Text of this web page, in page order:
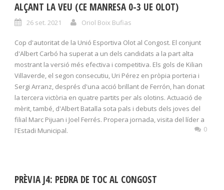
ALÇANT LA VEU (CE MANRESA 0-3 UE OLOT)
26 set. 2021 Oriol Boix Bufias
Cop d'autoritat de la Unió Esportiva Olot al Congost. El conjunt
d'Albert Carbó ha superat a un dels candidats a la part alta
mostrant la versió més efectiva i competitiva. Els gols de Kilian
Villaverde, el segon consecutiu, Uri Pérez en pròpia porteria i
Sergi Arranz, després d'una acció brillant de Ferrón, han donat
la tercera victòria en quatre partits per als olotins. Actuació de
mèrit, també, d'Albert Batalla sota pals i debuts dels joves del
filial Marc Pijuan i Joel Ferrés. Propera jornada, visita del líder a
l'Estadi Municipal.
0
PRÈVIA J4: PEDRA DE TOC AL CONGOST